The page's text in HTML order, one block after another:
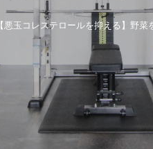
【悪玉コレステロールを抑える】野